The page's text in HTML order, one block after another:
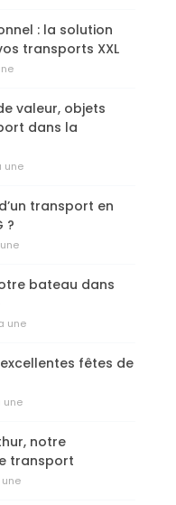
: la solution
transports XXL
valeur, objets
dans la
une
transport en
?
bateau dans
une
fêtes de
une
notre
transport